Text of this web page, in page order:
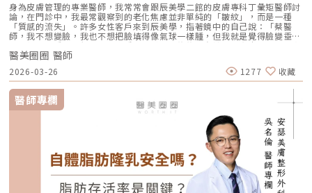
身為皮膚管理的專業醫師，我常常會跟辰美學二館的皮膚專科丁彙矩醫師討
論，在門診中，我最常觀察到的老化焦慮並非單純的「皺紋」，而是一種
「質感的流失」。許多女性客戶來到辰美學，指著鏡中的自己說：「蔡醫
師，我不想變臉，我也不想把臉填得像氣球一樣腫，但我就是覺得臉變垂
了、乾了，看起來很累。」這種「累感」，往往來自於肌膚真皮層結構的崩
解。過去我們習慣用玻尿酸去「填補」凹陷，或是用電音波去「緊緻」皮
表，但在這兩者之間，其實存在著一個關鍵的空白區：生物重塑（Bio-
Remodeling）。這就是為什麼我對 Profhilo 逆時針（俗稱：璞菲洛）情
有獨鍾的原因。一、 重新定義抗老：為什麼妳需要的是「重塑」而非「填
充」？在深入了解 Profhilo逆時針 之前，我們必須先釐清肌膚老化的本
質。肌膚的年輕度由真皮層的三大支柱決定：水份、膠原蛋白
（Collagen）以及彈力蛋白（Elastin）。多數人對膠原蛋白耳熟能詳，它
就像建築物的「鋼筋水泥」，負責撐起皮膚的厚度與體積；然而，讓肌膚在
做表情後能迅速回彈、維持組織張力的關鍵，其實是彈力蛋白。彈力蛋白就
像支撐鋼筋的「橡皮筋」，不幸的是，人體在青春期過後，彈力蛋白的合成
速度就會大幅下降。當彈力蛋白流失，肌膚就會像失去彈性的鬆緊帶，出現
細紋、毛孔粗大、甚至是難以處理的「鬆弛型下垂」。傳統玻尿酸屬於「填
充型」，主要目的是增加體積（Volumizing），如果過度施打，容易造成
面部僵硬或「醫美臉」。而 Profhilo 逆時針的誕生，是為了從細胞底層進
醫美圈圈 醫師
2026-03-26 1277 收藏
醫師專欄